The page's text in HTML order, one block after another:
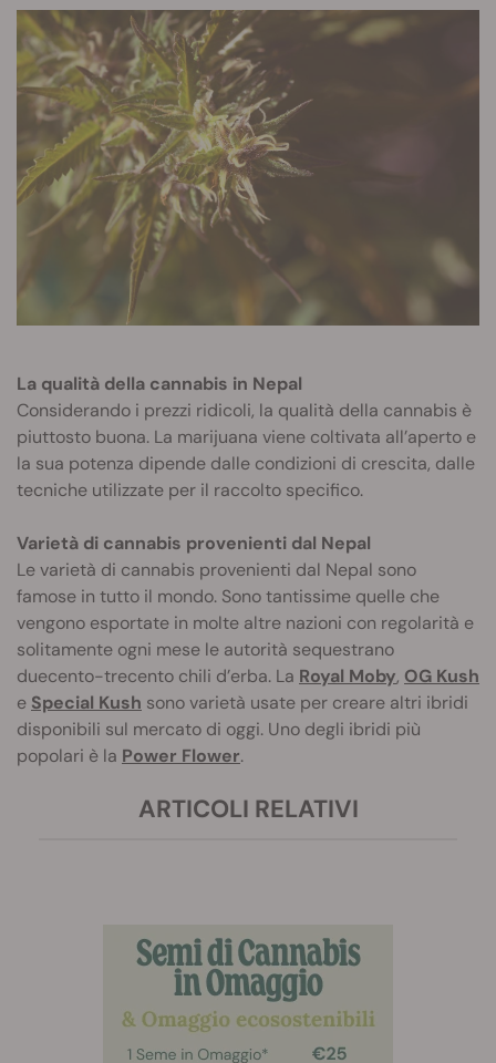
La qualità della cannabis in Nepal
Considerando i prezzi ridicoli, la qualità della cannabis è
piuttosto buona. La marijuana viene coltivata all’aperto e
la sua potenza dipende dalle condizioni di crescita, dalle
tecniche utilizzate per il raccolto specifico.
Varietà di cannabis provenienti dal Nepal
Le varietà di cannabis provenienti dal Nepal sono
famose in tutto il mondo. Sono tantissime quelle che
vengono esportate in molte altre nazioni con regolarità e
solitamente ogni mese le autorità sequestrano
duecento-trecento chili d’erba. La Royal Moby, OG Kush
e Special Kush sono varietà usate per creare altri ibridi
disponibili sul mercato di oggi. Uno degli ibridi più
popolari è la Power Flower.
ARTICOLI RELATIVI